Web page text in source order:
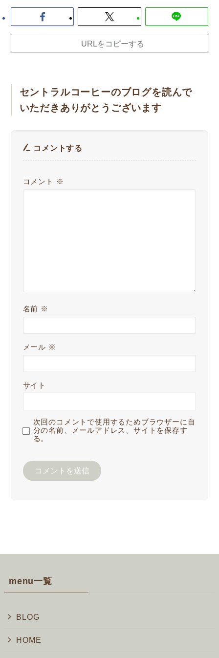
URLをコピーする
セントラルコーヒーのブログを読んで
いただきありがとうございます
コメントする
コメント ※
名前 ※
メール ※
サイト
次回のコメントで使用するためブラウザーに自
分の名前、メールアドレス、サイトを保存す
る。
menu一覧
BLOG
HOME